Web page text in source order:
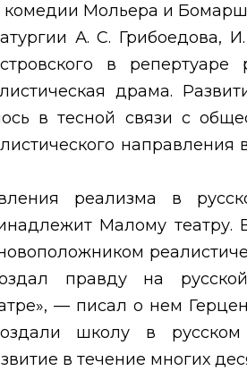
комедии Мольера и
А. С. Грибоедова,
в репертуаре
драма.
в тесной связи с
направления
реализма в
Малому театру.
правду на
— писал о нем
школу в русском
в течение многих